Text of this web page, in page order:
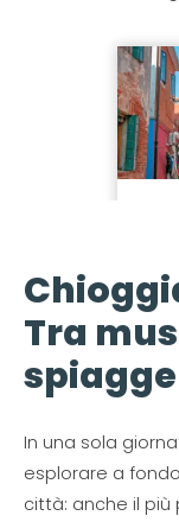
Tra
spiagge
In una sola
esplorare a
città: anche il